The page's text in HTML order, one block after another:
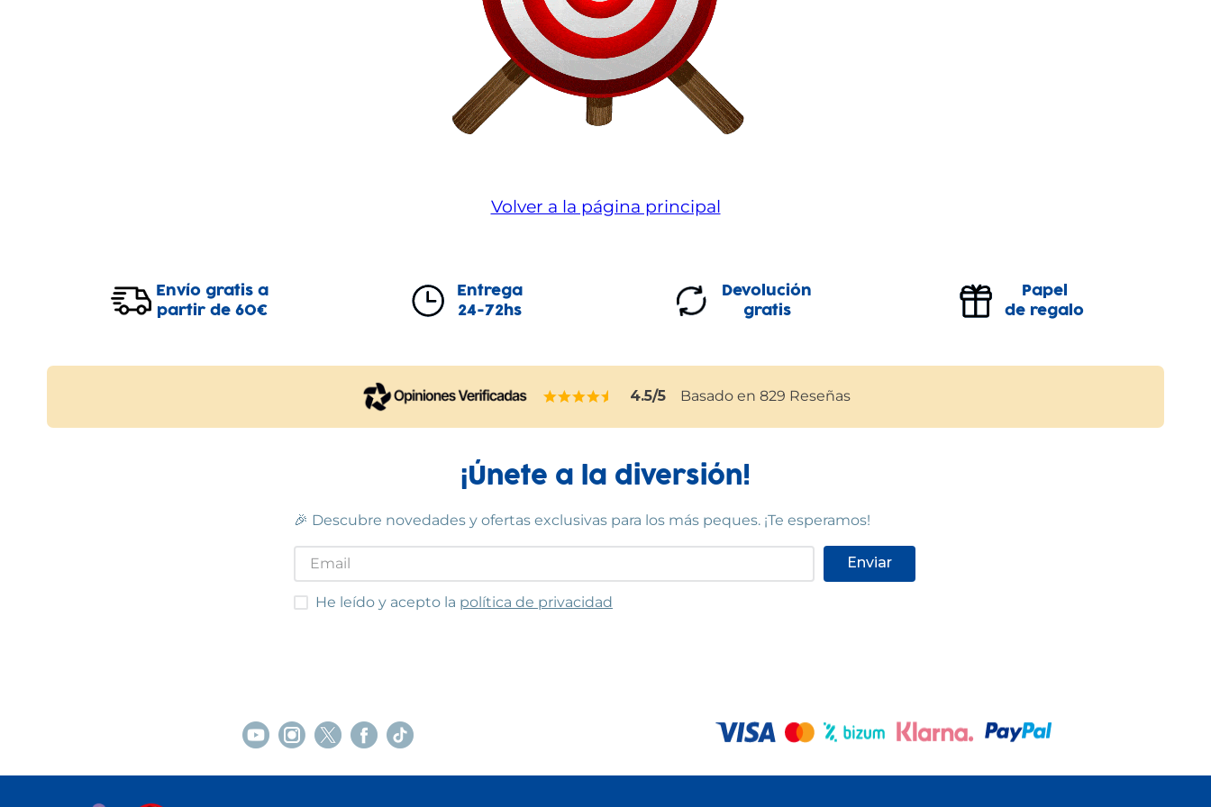
Volver a la página principal
Envío gratis a
partir de 60€
Entrega
24-72hs
Devolución
gratis
Papel
de regalo
4.5/5 Basado en 829 Reseñas
¡Únete a la diversión!
🎉 Descubre novedades y ofertas exclusivas para los más peques. ¡Te esperamos!
Enviar
He leído y acepto las condiciones
He leído y acepto la política de privacidad